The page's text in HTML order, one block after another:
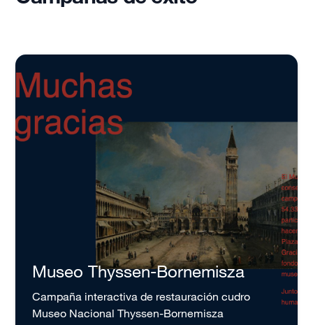
Museo Thyssen-Bornemisza
Campaña interactiva de restauración cudro
Museo Nacional Thyssen-Bornemisza